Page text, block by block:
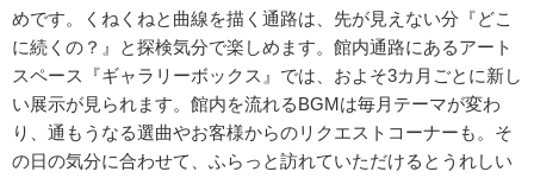
めです。くねくねと曲線を描く通路は、先が見えない分『どこ
に続くの？』と探検気分で楽しめます。館内通路にあるアート
スペース『ギャラリーボックス』では、およそ3カ月ごとに新し
い展示が見られます。館内を流れるBGMは毎月テーマが変わ
り、通もうなる選曲やお客様からのリクエストコーナーも。そ
の日の気分に合わせて、ふらっと訪れていただけるとうれしい